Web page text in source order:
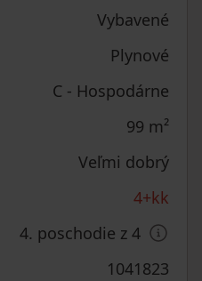
Vybavené
Plynové
C - Hospodárne
99 m²
Veľmi dobrý
4+kk
4. poschodie z 4
1041823